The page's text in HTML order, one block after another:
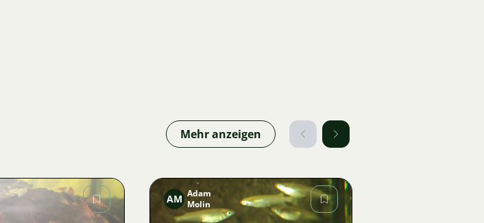
Mehr anzeigen
AM Adam
Molin